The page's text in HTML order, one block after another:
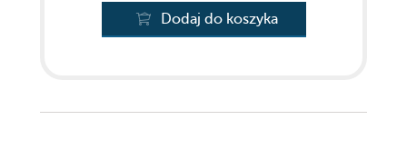
Dodaj do koszyka